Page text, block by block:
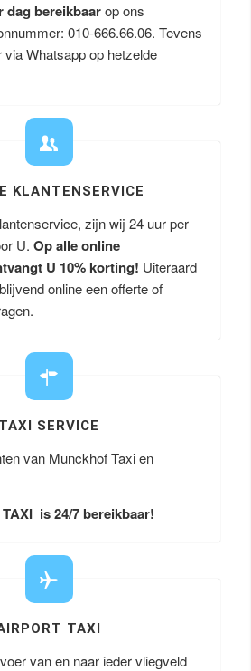
dag bereikbaarop ons
010-666.66.06. Tevens
Whatsapp op hetzelde
KLANTENSERVICE
zijn wij 24 uur per
U. Op alle online
U 10% korting! Uiteraard
online een offerte of
TAXI SERVICE
van Munckhof Taxi en
is 24/7 bereikbaar!
TAXI
van en naar ieder vliegveld